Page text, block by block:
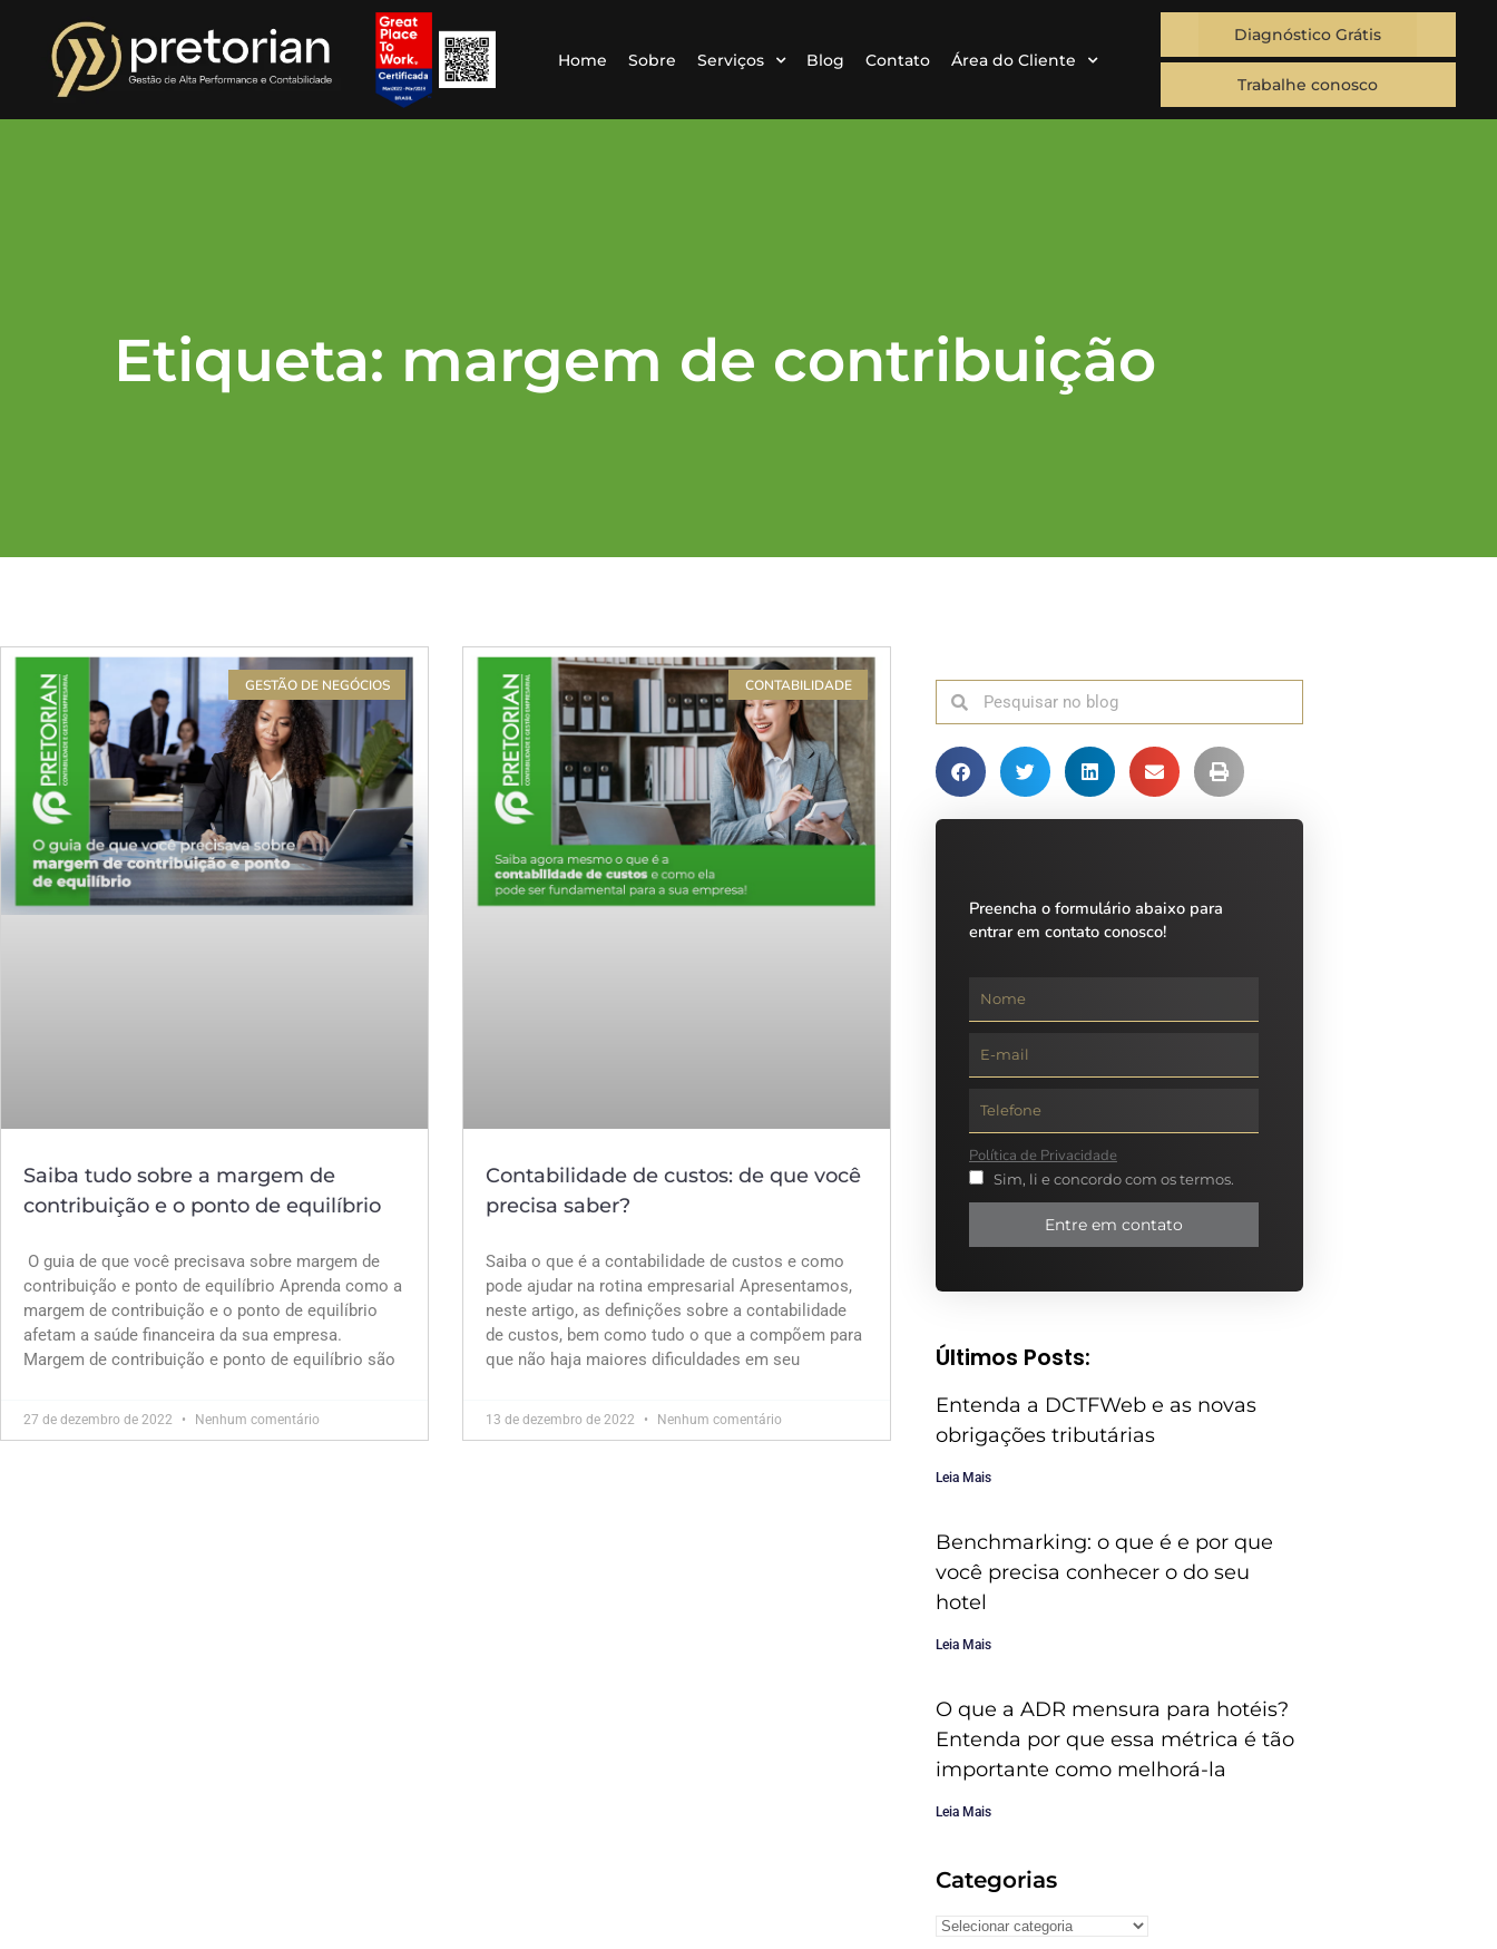
Home Sobre Serviços Blog Contato Área do Cliente
Diagnóstico Grátis
Trabalhe conosco
Etiqueta: margem de contribuição
GESTÃO DE NEGÓCIOS
Saiba tudo sobre a margem de
contribuição e o ponto de equilíbrio
O guia de que você precisava sobre margem de
contribuição e ponto de equilíbrio Aprenda como a
margem de contribuição e o ponto de equilíbrio
afetam a saúde financeira da sua empresa.
Margem de contribuição e ponto de equilíbrio são
27 de dezembro de 2022 Nenhum comentário
CONTABILIDADE
Contabilidade de custos: de que você
precisa saber?
Saiba o que é a contabilidade de custos e como
pode ajudar na rotina empresarial Apresentamos,
neste artigo, as definições sobre a contabilidade
de custos, bem como tudo o que a compõem para
que não haja maiores dificuldades em seu
13 de dezembro de 2022 Nenhum comentário
Preencha o formulário abaixo para
entrar em contato conosco!
Política de Privacidade
Sim, li e concordo com os termos.
Entre em contato
Últimos Posts:
Entenda a DCTFWeb e as novas
obrigações tributárias
Leia Mais
Benchmarking: o que é e por que
você precisa conhecer o do seu
hotel
Leia Mais
O que a ADR mensura para hotéis?
Entenda por que essa métrica é tão
importante como melhorá-la
Leia Mais
Categorias